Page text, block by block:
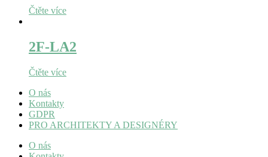
Čtěte více
2F-LA2
Čtěte více
O nás
Kontakty
GDPR
PRO ARCHITEKTY A DESIGNÉRY
O nás